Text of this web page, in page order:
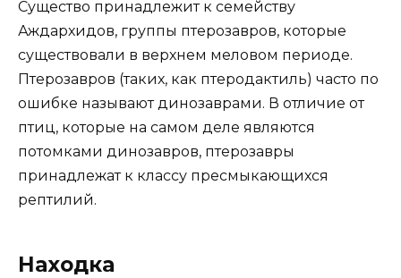
Существо принадлежит к семейству
Аждархидов, группы птерозавров, которые
существовали в верхнем меловом периоде.
Птерозавров (таких, как птеродактиль) часто по
ошибке называют динозаврами. В отличие от
птиц, которые на самом деле являются
потомками динозавров, птерозавры
принадлежат к классу пресмыкающихся
рептилий.
Находка